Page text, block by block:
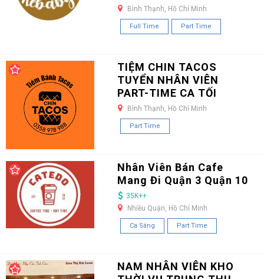
Bình Thạnh, Hồ Chí Minh
Full Time Part Time
TIỆM CHIN TACOS
TUYỂN NHÂN VIÊN
PART-TIME CA TỐI
Bình Thạnh, Hồ Chí Minh
Part Time
Nhân Viên Bán Cafe
Mang Đi Quận 3 Quận 10
35K++
Nhiều Quận, Hồ Chí Minh
Ca Sáng Part Time
NAM NHÂN VIÊN KHO